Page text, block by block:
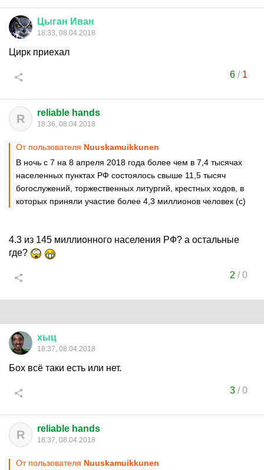
Цыган Иван
18:33, 08.04.2018
Цирк приехал
6/ 1
R reliable hands
18:36, 08.04.2018
От пользователя Nuuskamuikkunen
В ночь с 7 на 8 апреля 2018 года более чем в 7,4 тысячах
населенных пунктах РФ состоялось свыше 11,5 тысяч
богослужений, торжественных литургий, крестных ходов, в
которых приняли участие более 4,3 миллионов человек (с)
4.3 из 145 миллионного населения РФ? а остальные
где?
2/ 0
хыц
18:37, 08.04.2018
Бох всё таки есть или нет.
3/ 0
R reliable hands
18:37, 08.04.2018
От пользователя Nuuskamuikkunen